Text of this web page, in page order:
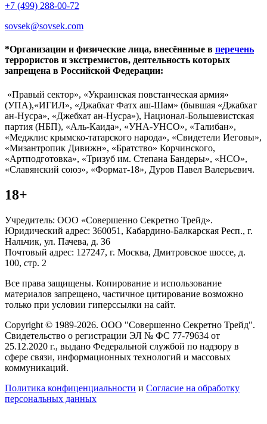
+7 (499) 288-00-72
sovsek@sovsek.com
*Организации и физические лица, внесённные в перечень
террористов и экстремистов, деятельность которых
запрещена в Российской Федерации:
«Правый сектор», «Украинская повстанческая армия»
(УПА),«ИГИЛ», «Джабхат Фатх аш-Шам» (бывшая «Джабхат
ан-Нусра», «Джебхат ан-Нусра»), Национал-Большевистская
партия (НБП), «Аль-Каида», «УНА-УНСО», «Талибан»,
«Меджлис крымско-татарского народа», «Свидетели Иеговы»,
«Мизантропик Дивижн», «Братство» Корчинского,
«Артподготовка», «Тризуб им. Степана Бандеры», «НСО»,
«Славянский союз», «Формат-18», Дуров Павел Валерьевич.
18+
Учредитель: ООО «Совершенно Секретно Трейд».
Юридический адрес: 360051, Кабардино-Балкарская Респ., г.
Нальчик, ул. Пачева, д. 36
Почтовый адрес: 127247, г. Москва, Дмитровское шоссе, д.
100, стр. 2
Все права защищены. Копирование и использование
материалов запрещено, частичное цитирование возможно
только при условии гиперссылки на сайт.
Copyright © 1989-2026. ООО "Совершенно Секретно Трейд".
Свидетельство о регистрации ЭЛ № ФС 77-79634 от
25.12.2020 г., выдано Федеральной службой по надзору в
сфере связи, информационных технологий и массовых
коммуникаций.
Политика конфиценциальности и Согласие на обработку
персональных данных